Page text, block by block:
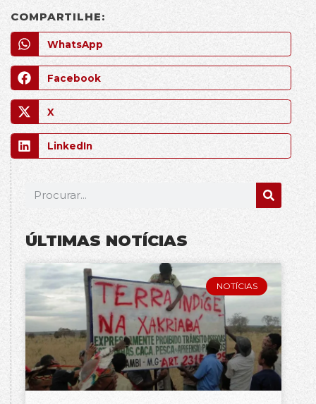
COMPARTILHE:
WhatsApp
Facebook
X
LinkedIn
ÚLTIMAS NOTÍCIAS
NOTÍCIAS